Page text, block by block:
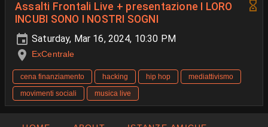
Assalti Frontali Live + presentazione I LORO
INCUBI SONO I NOSTRI SOGNI
Saturday, Mar 16, 2024, 10:30 PM
ExCentrale
cena finanziamento hacking hip hop
mediattivismo
movimenti sociali
musica live